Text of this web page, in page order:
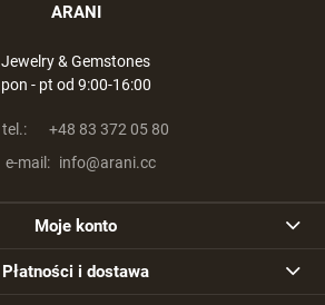
ARANI
Jewelry & Gemstones
pon - pt od 9:00-16:00
tel.:
+48 83 372 05 80
e-mail: info@arani.cc
Moje konto
Płatności i dostawa